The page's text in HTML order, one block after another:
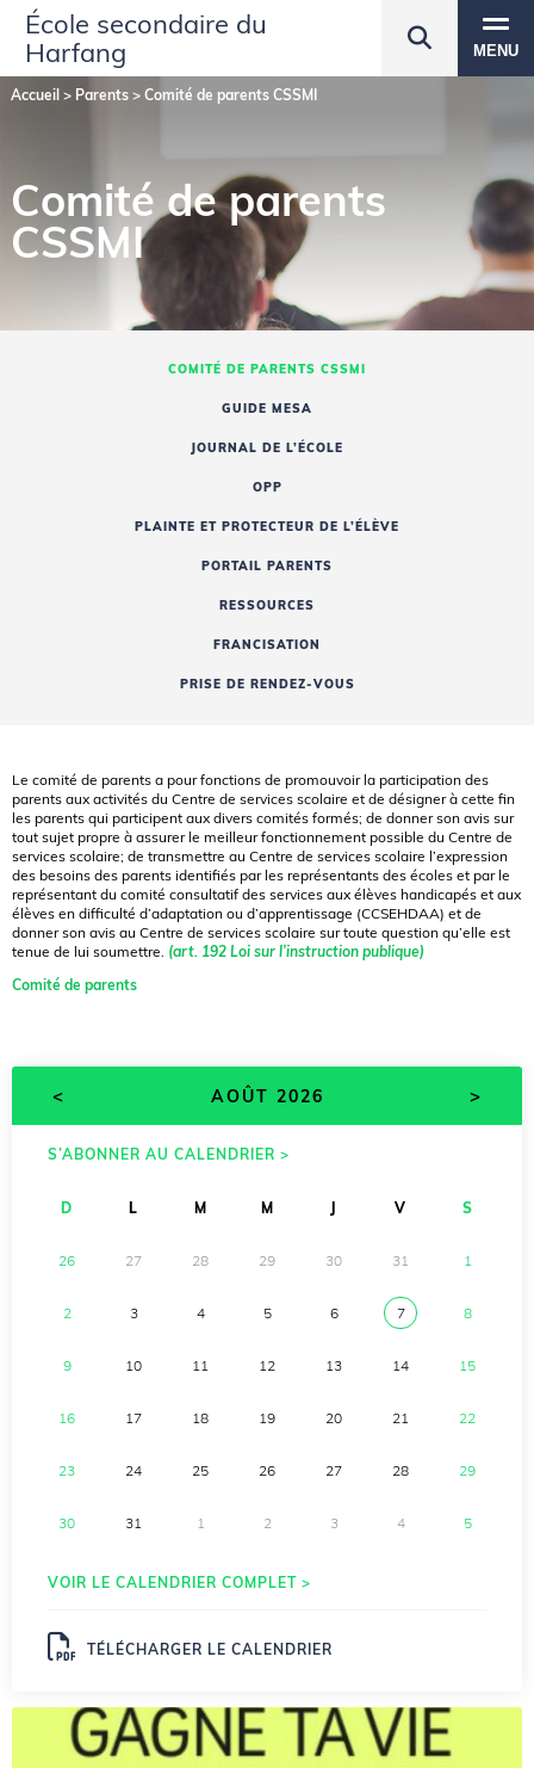
École secondaire du
Harfang
MENU
Accueil> Parents> Comité de parents CSSMI
Comité de parents
CSSMI
COMITÉ DE PARENTS CSSMI
GUIDE MESA
JOURNAL DE L’ÉCOLE
OPP
PLAINTE ET PROTECTEUR DE L’ÉLÈVE
PORTAIL PARENTS
RESSOURCES
FRANCISATION
PRISE DE RENDEZ-VOUS
Le comité de parents a pour fonctions de promouvoir la participation des
parents aux activités du Centre de services scolaire et de désigner à cette fin
les parents qui participent aux divers comités formés; de donner son avis sur
tout sujet propre à assurer le meilleur fonctionnement possible du Centre de
services scolaire; de transmettre au Centre de services scolaire l’expression
des besoins des parents identifiés par les représentants des écoles et par le
représentant du comité consultatif des services aux élèves handicapés et aux
élèves en difficulté d’adaptation ou d’apprentissage (CCSEHDAA) et de
donner son avis au Centre de services scolaire sur toute question qu’elle est
tenue de lui soumettre. (art. 192 Loi sur l’instruction publique)
Comité de parents
< AOÛT 2026 >
S’ABONNER AU CALENDRIER >
D L M M V S
26 27 28 29 30 31 1
2 3 4 5 6 7 8
9 10 11 12 13 14 15
16 17 18 19 20 21 22
23 24 25 26 27 28 29
30 31 1 2 3 4 5
VOIR LE CALENDRIER COMPLET >
TÉLÉCHARGER LE CALENDRIER